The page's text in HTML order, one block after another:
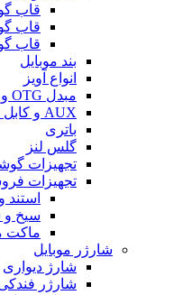
قاب
قاب
قاب
بند موبایل
انواع آویز
مبدل OTG و دانگل
AUX و کابل صدا
باتری
گلس لنز
تجهیزات
تجهیزات
استند
سیخ و
ماکت
شارژر موبایل
شارژ دیواری
شارژر